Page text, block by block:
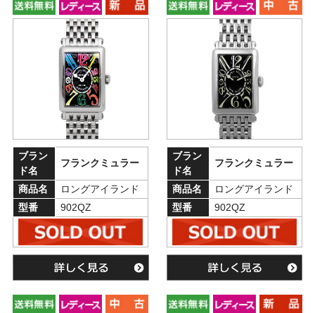
ブラン
ド名
フランクミュラー
商品名
ロングアイランド
型番
902QZ
ブラン
ド名
フランクミュラー
商品名
ロングアイランド
型番
902QZ